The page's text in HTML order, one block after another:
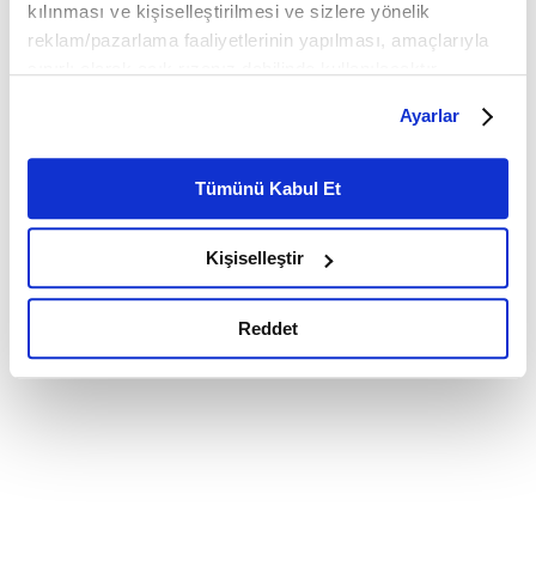
kılınması ve kişiselleştirilmesi ve sizlere yönelik
reklam/pazarlama faaliyetlerinin yapılması, amaçlarıyla
belirleyebilirsiniz. Çerezlere ilişkin detaylı bilgi için
Ayarlar butonuna tıklayabilir,Çerez Bilgilendirme
Metnimizi ziyaret edebilirsiniz.
6698 sayılı Kişisel Verilerin Korunması Kanunu uyarınca
okumak ve sitemizi ziyaretiniz kapsamında
gerçekleştirilen veri işleme faaliyetleri ile ilgili daha
detaylı bilgi almak için lütfentıklayınız.
Ayarlar
Tümünü Kabul Et
Kişiselleştir
Reddet